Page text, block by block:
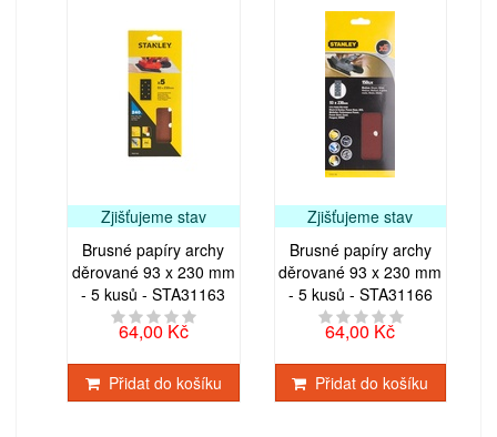
Zjišťujeme stav
Brusné papíry archy
děrované 93 x 230 mm
- 5 kusů - STA31163
64,00 Kč
Přidat do košíku
Zjišťujeme stav
Brusné papíry archy
děrované 93 x 230 mm
- 5 kusů - STA31166
64,00 Kč
Přidat do košíku